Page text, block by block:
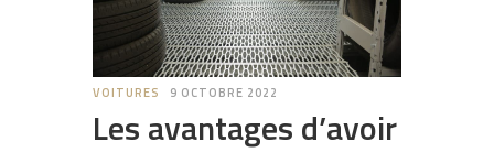
VOITURES 9 OCTOBRE 2022
Les avantages d’avoir